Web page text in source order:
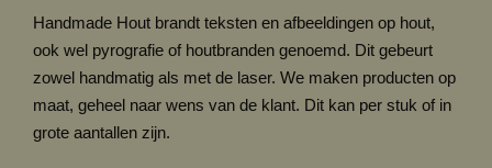
Handmade Hout brandt teksten en afbeeldingen op hout,
ook wel pyrografie of houtbranden genoemd. Dit gebeurt
zowel handmatig als met de laser. We maken producten op
maat, geheel naar wens van de klant. Dit kan per stuk of in
grote aantallen zijn.